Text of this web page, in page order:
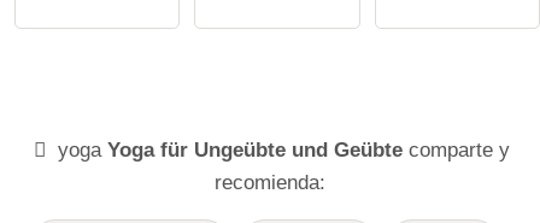
yogaYoga für Ungeübte und Geübte comparte y
recomienda: